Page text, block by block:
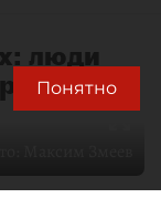
люди
Понятно